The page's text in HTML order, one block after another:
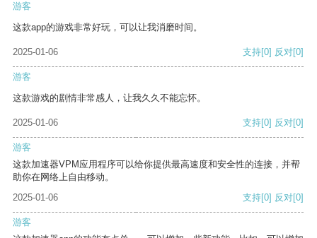
游客
这款app的游戏非常好玩，可以让我消磨时间。
2025-01-06 支持[0] 反对[0]
游客
这款游戏的剧情非常感人，让我久久不能忘怀。
2025-01-06 支持[0] 反对[0]
游客
这款加速器VPM应用程序可以给你提供最高速度和安全性的连接，并帮
助你在网络上自由移动。
2025-01-06
支持[0] 反对[0]
游客